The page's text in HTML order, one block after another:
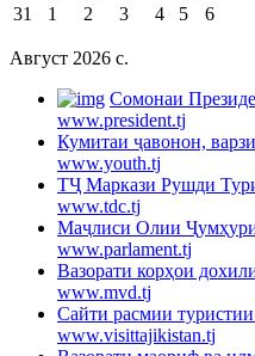
31
1 2 3 4 5 6
Август 2026 c.
Cомонаи
www.president.tj
Кумитаи ҷавонон,
www.youth.tj
ТҶ Маркази Рушди
www.tdc.tj
Маҷлиси Олии
www.parlament.tj
Вазорати корҳои
www.mvd.tj
Сайти расмии
www.visittajikistan.tj